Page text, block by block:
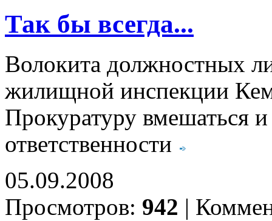
Так бы всегда...
Волокита должностных
жилищной инспекции
Прокуратуру вмешаться
ответственности
05.09.2008
Просмотров: 942 |